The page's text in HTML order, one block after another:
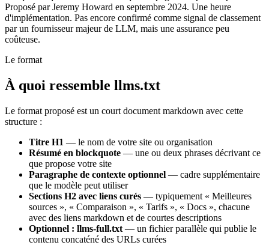
Proposé par Jeremy Howard en septembre 2024. Une heure
d'implémentation. Pas encore confirmé comme signal de classement
par un fournisseur majeur de LLM, mais une assurance peu
coûteuse.
Le format
À quoi ressemble llms.txt
Le format proposé est un court document markdown avec cette
structure :
Titre H1 — le nom de votre site ou organisation
Résumé en blockquote — une ou deux phrases décrivant ce
que propose votre site
Paragraphe de contexte optionnel — cadre supplémentaire
que le modèle peut utiliser
Sections H2 avec liens curés — typiquement « Meilleures
sources », « Comparaison », « Tarifs », « Docs », chacune
avec des liens markdown et de courtes descriptions
Optionnel : llms-full.txt — un fichier parallèle qui publie le
contenu concaténé des URLs curées